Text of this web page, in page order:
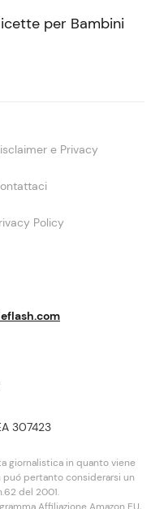
307423
giornalistica in quanto viene
puó pertanto considerarsi un
del 2001.
per Bambini
e Privacy
Policy